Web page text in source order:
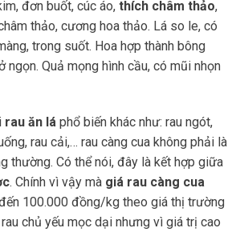
đơn buốt, cúc áo, thích châm thảo,
thảo, cương hoa thảo. Lá so le, có
trong suốt. Hoa hợp thành bông
ngọn. Quả mọng hình cầu, có mũi nhọn
rau ăn lá phổ biến khác như: rau ngót,
rau cải,… rau càng cua không phải là
thường. Có thể nói, đây là kết hợp giữa
. Chính vì vậy mà giá rau càng cua
100.000 đồng/kg theo giá thị trường
rau chủ yếu mọc dại nhưng vì giá trị cao